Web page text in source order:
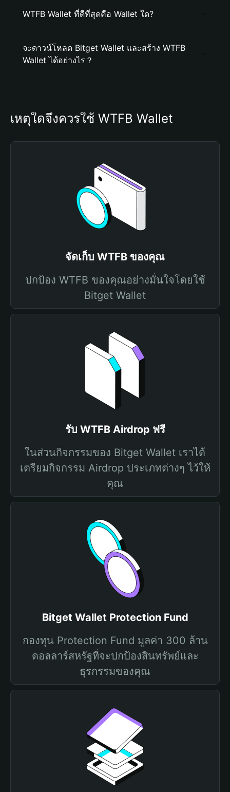
WTFB Wallet ที่ดีที่สุดคือ Wallet ใด?
จะดาวน์โหลด Bitget Wallet และสร้าง WTFB
Wallet ได้อย่างไร？
เหตุใดจึงควรใช้ WTFB Wallet
จัดเก็บ WTFB ของคุณ
ปกป้อง WTFB ของคุณอย่างมั่นใจโดยใช้
Bitget Wallet
รับ WTFB Airdrop ฟรี
ในส่วนกิจกรรมของ Bitget Wallet เราได้
เตรียมกิจกรรม Airdrop ประเภทต่างๆ ไว้ให้
คุณ
Bitget Wallet Protection Fund
กองทุน Protection Fund มูลค่า 300 ล้าน
ดอลลาร์สหรัฐที่จะปกป้องสินทรัพย์และ
ธุรกรรมของคุณ